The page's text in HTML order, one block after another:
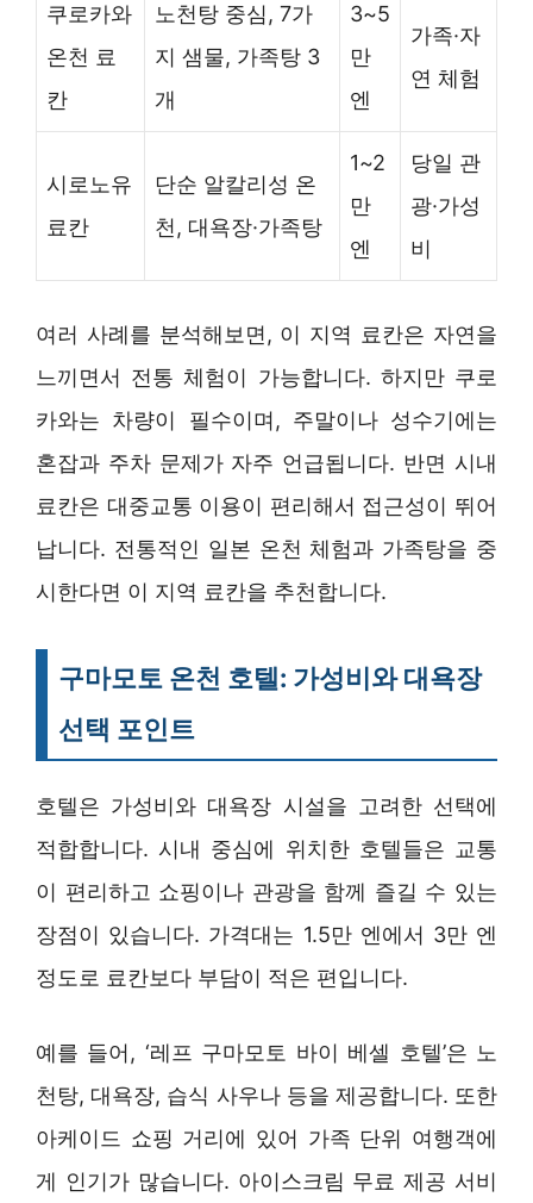
쿠로카와
온천 료
칸
노천탕 중심, 7가
지 샘물, 가족탕 3
개
3~5
만
엔
가족·자
연 체험
시로노유
료칸
단순 알칼리성 온
천, 대욕장·가족탕
1~2
만
엔
당일 관
광·가성
비
여러 사례를 분석해보면, 이 지역 료칸은 자연을
느끼면서 전통 체험이 가능합니다. 하지만 쿠로
카와는 차량이 필수이며, 주말이나 성수기에는
혼잡과 주차 문제가 자주 언급됩니다. 반면 시내
료칸은 대중교통 이용이 편리해서 접근성이 뛰어
납니다. 전통적인 일본 온천 체험과 가족탕을 중
시한다면 이 지역 료칸을 추천합니다.
구마모토 온천 호텔: 가성비와 대욕장
선택 포인트
호텔은 가성비와 대욕장 시설을 고려한 선택에
적합합니다. 시내 중심에 위치한 호텔들은 교통
이 편리하고 쇼핑이나 관광을 함께 즐길 수 있는
장점이 있습니다. 가격대는 1.5만 엔에서 3만 엔
정도로 료칸보다 부담이 적은 편입니다.
예를 들어, ‘레프 구마모토 바이 베셀 호텔’은 노
천탕, 대욕장, 습식 사우나 등을 제공합니다. 또한
아케이드 쇼핑 거리에 있어 가족 단위 여행객에
게 인기가 많습니다. 아이스크림 무료 제공 서비